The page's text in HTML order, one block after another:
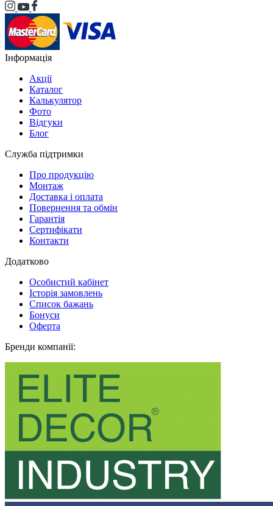
Інформація
Акції
Каталог
Калькулятор
Фото
Відгуки
Блог
Служба підтримки
Про продукцію
Монтаж
Доставка і оплата
Повернення та обмін
Гарантія
Сертифікати
Контакти
Додатково
Особистий кабінет
Історія замовлень
Список бажань
Бонуси
Оферта
Бренди компанії: